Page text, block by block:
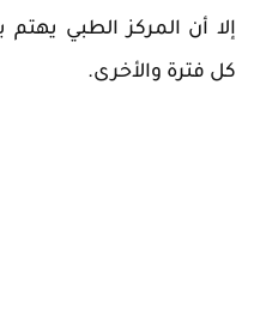
إلا أن المركز الطبي
كل فترة والأخرى.